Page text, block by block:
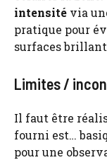
intensité via
pratique pour
surfaces
Limites /
Il faut être
fourni est…
pour une